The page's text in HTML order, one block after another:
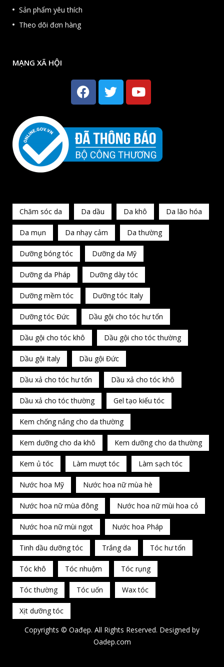
Sản phẩm yêu thích
Theo dõi đơn hàng
MẠNG XÃ HỘI
Chăm sóc da Da dầu Da khô Da lão hóa
Da mụn Da nhạy cảm Da thường
Dưỡng bóng tóc Dưỡng da Mỹ
Dưỡng da Pháp Dưỡng dày tóc
Dưỡng mềm tóc Dưỡng tóc Italy
Dưỡng tóc Đức Dầu gội cho tóc hư tổn
Dầu gội cho tóc khô Dầu gội cho tóc thường
Dầu gội Italy Dầu gội Đức
Dầu xả cho tóc hư tổn Dầu xả cho tóc khô
Dầu xả cho tóc thường Gel tạo kiểu tóc
Kem chống nắng cho da thường
Kem dưỡng cho da khô Kem dưỡng cho da thường
Kem ủ tóc Làm mượt tóc Làm sạch tóc
Nước hoa Mỹ Nước hoa nữ mùa hè
Nước hoa nữ mùa đông Nước hoa nữ mùi hoa cỏ
Nước hoa nữ mùi ngọt Nước hoa Pháp
Tinh dầu dưỡng tóc Trắng da Tóc hư tổn
Tóc khô Tóc nhuộm Tóc rụng
Tóc thường Tóc uốn Wax tóc
Xịt dưỡng tóc
Copyrights © Oađẹp. All Rights Reserved. Designed by
Oadep.com